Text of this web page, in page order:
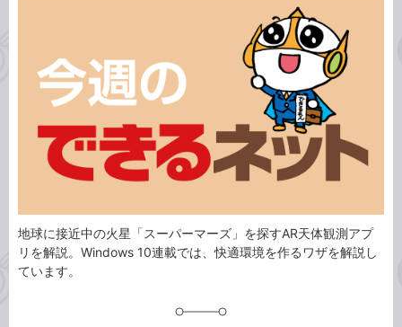
リ
地球に接近中の火星「スーパーマーズ」を探すAR天体観測アプ
リを解説。Windows 10連載では、快適環境を作るワザを解説し
ています。